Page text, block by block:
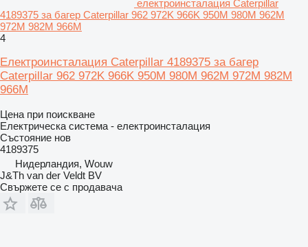
електроинсталация Caterpillar
4189375 за багер Caterpillar 962 972K 966K 950M 980M 962M
972M 982M 966M
4
Електроинсталация Caterpillar 4189375 за багер
Caterpillar 962 972K 966K 950M 980M 962M 972M 982M
966M
Цена при поискване
Електрическа система - електроинсталация
Състояние нов
4189375
Нидерландия, Wouw
J&Th van der Veldt BV
Свържете се с продавача